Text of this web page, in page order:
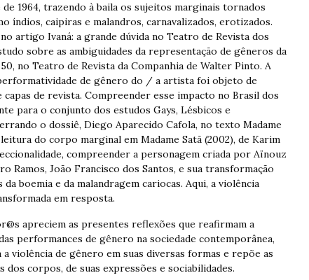
1964, trazendo à baila os sujeitos marginais tornados
índios, caipiras e malandros, carnavalizados, erotizados.
artigo Ivaná: a grande dúvida no Teatro de Revista dos
sobre as ambiguidades da representação de gêneros da
no Teatro de Revista da Companhia de Walter Pinto. A
de gênero do / a artista foi objeto de
de revista. Compreender esse impacto no Brasil dos
para o conjunto dos estudos Gays, Lésbicos e
o dossiê, Diego Aparecido Cafola, no texto Madame
do corpo marginal em Madame Satã (2002), de Karim
compreender a personagem criada por Aïnouz
Ramos, João Francisco dos Santos, e sua transformação
da boemia e da malandragem cariocas. Aqui, a violência
em resposta.
apreciem as presentes reflexões que reafirmam a
performances de gênero na sociedade contemporânea,
violência de gênero em suas diversas formas e repõe as
corpos, de suas expressões e sociabilidades.